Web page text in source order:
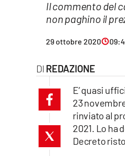
Il commento del
non paghino il
29 ottobre 2020
REDAZIONE
E’ quasi
23
rinviato al
2021. Lo ha
Decreto